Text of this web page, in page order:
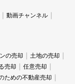
動画チャンネル
の売却
土地の売却
売却
任意売却
ための不動産売却